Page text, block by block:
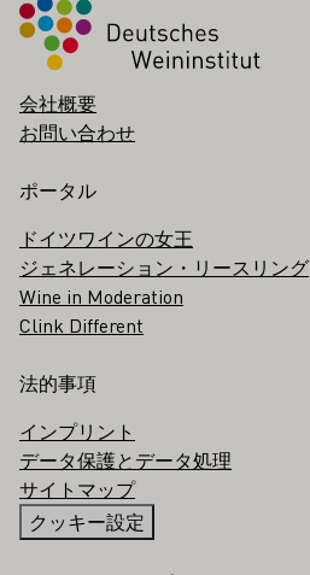
会社概要
お問い合わせ
ポータル
ドイツワインの女王
ジェネレーション・リースリング
Wine in Moderation
Clink Different
法的事項
インプリント
データ保護とデータ処理
サイトマップ
クッキー設定